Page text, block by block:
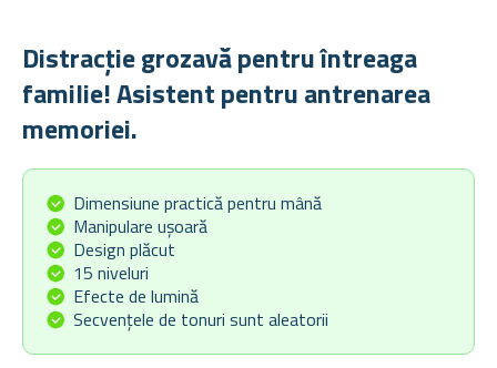
Distracție grozavă pentru întreaga
familie! Asistent pentru antrenarea
memoriei.
Dimensiune practică pentru mână
Manipulare ușoară
Design plăcut
15 niveluri
Efecte de lumină
Secvențele de tonuri sunt aleatorii